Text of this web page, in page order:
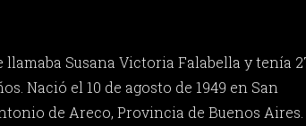
llamaba Susana Victoria Falabella y tenía
Nació el 10 de agosto de 1949 en San
de Areco, Provincia de Buenos Aires.